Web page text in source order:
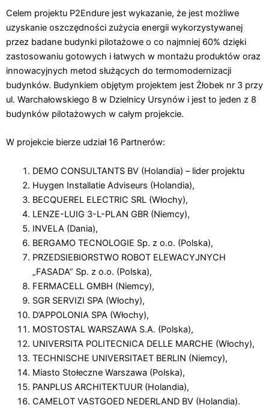
Celem projektu P2Endure jest wykazanie, że jest możliwe
uzyskanie oszczędności zużycia energii wykorzystywanej
przez badane budynki pilotażowe o co najmniej 60% dzięki
zastosowaniu gotowych i łatwych w montażu produktów oraz
innowacyjnych metod służących do termomodernizacji
budynków. Budynkiem objętym projektem jest Żłobek nr 3 przy
ul. Warchałowskiego 8 w Dzielnicy Ursynów i jest to jeden z 8
budynków pilotażowych w całym projekcie.
W projekcie bierze udział 16 Partnerów:
DEMO CONSULTANTS BV (Holandia) – lider projektu
Huygen Installatie Adviseurs (Holandia),
BECQUEREL ELECTRIC SRL (Włochy),
LENZE-LUIG 3-L-PLAN GBR (Niemcy),
INVELA (Dania),
BERGAMO TECNOLOGIE Sp. z o.o. (Polska),
PRZEDSIEBIORSTWO ROBOT ELEWACYJNYCH
„FASADA” Sp. z o.o. (Polska),
FERMACELL GMBH (Niemcy),
SGR SERVIZI SPA (Włochy),
D’APPOLONIA SPA (Włochy),
MOSTOSTAL WARSZAWA S.A. (Polska),
UNIVERSITA POLITECNICA DELLE MARCHE (Włochy),
TECHNISCHE UNIVERSITAET BERLIN (Niemcy),
Miasto Stołeczne Warszawa (Polska),
PANPLUS ARCHITEKTUUR (Holandia),
CAMELOT VASTGOED NEDERLAND BV (Holandia).